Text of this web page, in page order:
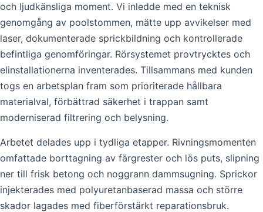
och ljudkänsliga moment. Vi inledde med en teknisk
genomgång av poolstommen, mätte upp avvikelser med
laser, dokumenterade sprickbildning och kontrollerade
befintliga genomföringar. Rörsystemet provtrycktes och
elinstallationerna inventerades. Tillsammans med kunden
togs en arbetsplan fram som prioriterade hållbara
materialval, förbättrad säkerhet i trappan samt
moderniserad filtrering och belysning.
Arbetet delades upp i tydliga etapper. Rivningsmomenten
omfattade borttagning av färgrester och lös puts, slipning
ner till frisk betong och noggrann dammsugning. Sprickor
injekterades med polyuretanbaserad massa och större
skador lagades med fiberförstärkt reparationsbruk.